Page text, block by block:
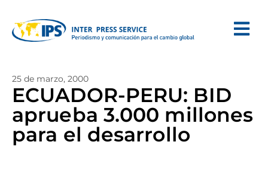
25 de marzo, 2000
ECUADOR-PERU: BID
aprueba 3.000 millones
para el desarrollo